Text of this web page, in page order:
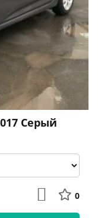
Серый
0